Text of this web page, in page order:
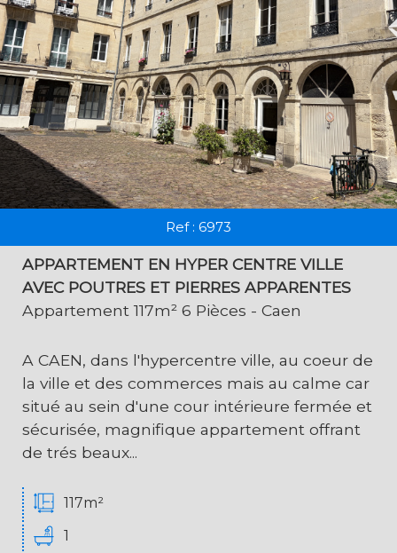
Ref : 6973
APPARTEMENT EN HYPER CENTRE VILLE
AVEC POUTRES ET PIERRES APPARENTES
Appartement 117m² 6 Pièces - Caen
A CAEN, dans l'hypercentre ville, au coeur de
la ville et des commerces mais au calme car
situé au sein d'une cour intérieure fermée et
sécurisée, magnifique appartement offrant
de trés beaux...
117m²
1